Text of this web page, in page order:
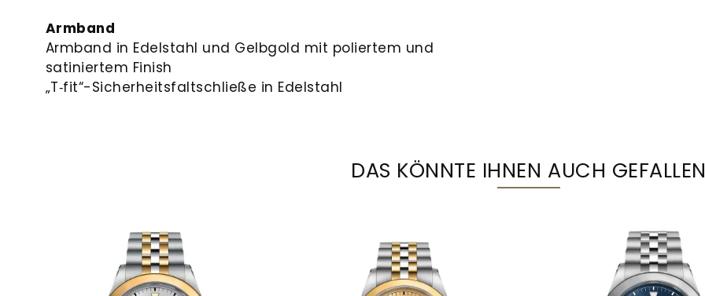
Armband
Armband in Edelstahl und Gelbgold mit poliertem und
satiniertem Finish
„T‑fit“-Sicherheits­faltschließe in Edelstahl
DAS KÖNNTE IHNEN AUCH GEFALLEN